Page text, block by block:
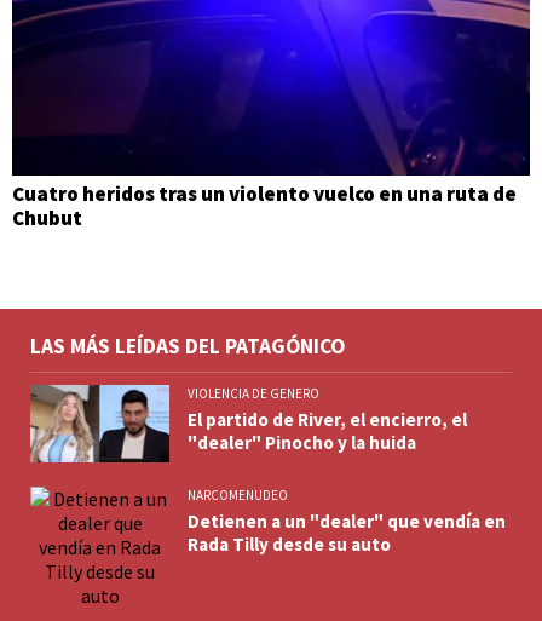
Cuatro heridos tras un violento vuelco en una ruta de
Chubut
LAS MÁS LEÍDAS DEL PATAGÓNICO
VIOLENCIA DE GENERO
El partido de River, el encierro, el
"dealer" Pinocho y la huida
NARCOMENUDEO
Detienen a un "dealer" que vendía en
Rada Tilly desde su auto